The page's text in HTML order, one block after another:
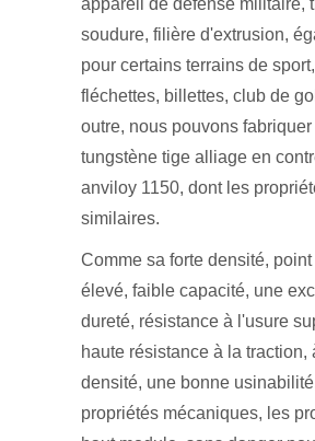
appareil de défense militaire,
soudure, filière d'extrusion,
pour certains terrains de
fléchettes, billettes, club de
outre, nous pouvons fabriquer
tungstène tige alliage en
anviloy 1150, dont les
similaires.
Comme sa forte densité,
élevé, faible capacité, une
dureté, résistance à l'usure
haute résistance à la traction,
densité, une bonne
propriétés mécaniques, les